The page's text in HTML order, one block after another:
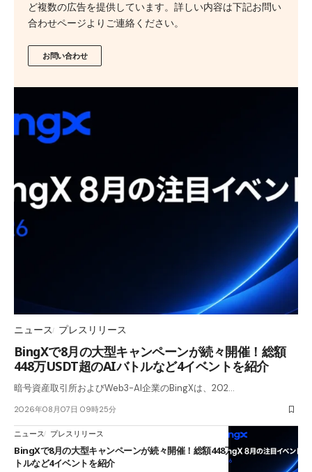
ど複数の広告を提供しています。詳しい内容は下記お問い
合わせページよりご連絡ください。
お問い合わせ
ニュース プレスリリース
BingXで8月の大型キャンペーンが続々開催！総額
448万USDT超のAIバトルなど4イベントを紹介
暗号資産取引所およびWeb3-AI企業のBingXは、202…
2026年08月07日 09時25分
ニュース プレスリリース
BingXで8月の大型キャンペーンが続々開催！総額448万USDT超のAIバ
トルなど4イベントを紹介